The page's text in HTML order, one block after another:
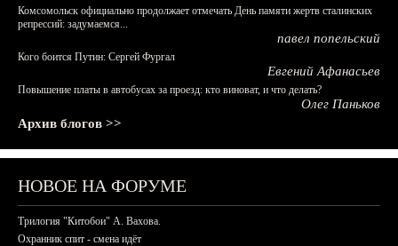
Комсомольск официально продолжает отмечать День памяти жертв сталинских
репрессий: задумаемся...
павел попельский
Кого боится Путин: Сергей Фургал
Евгений Афанасьев
Повышение платы в автобусах за проезд: кто виноват, и что делать?
Олег Паньков
Архив блогов >>
НОВОЕ НА ФОРУМЕ
Трилогия "Китобои" А. Вахова.
Охранник спит - смена идёт